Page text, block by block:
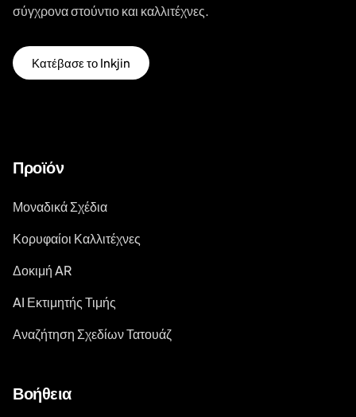
σύγχρονα στούντιο και καλλιτέχνες.
Κατέβασε το Inkjin
Προϊόν
Μοναδικά Σχέδια
Κορυφαίοι Καλλιτέχνες
Δοκιμή AR
AI Εκτιμητής Τιμής
Αναζήτηση Σχεδίων Τατουάζ
Βοήθεια